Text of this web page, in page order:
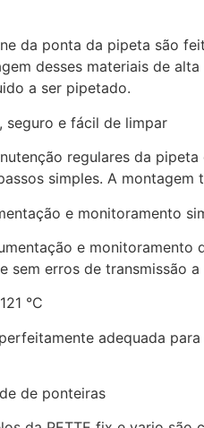
da ponta da pipeta são
desses materiais de
a ser pipetado.
seguro e fácil de limpar
regulares da
simples. A
e monitoramento
e monitoramento
sem erros de transmissão
°C
perfeitamente adequada
de ponteiras